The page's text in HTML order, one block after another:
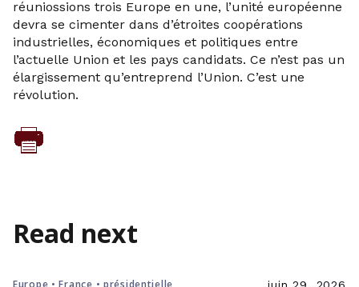
réuniossions trois Europe en une, l’unité européenne
devra se cimenter dans d’étroites coopérations
industrielles, économiques et politiques entre
l’actuelle Union et les pays candidats. Ce n’est pas un
élargissement qu’entreprend l’Union. C’est une
révolution.
Read next
Europe • France • présidentielle